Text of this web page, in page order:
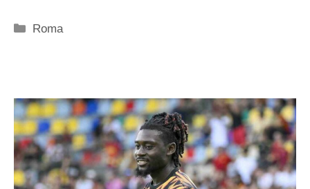
Categorie
Roma